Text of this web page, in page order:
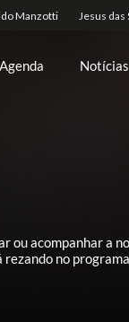
Agenda Notícias
ou acompanhar a
no